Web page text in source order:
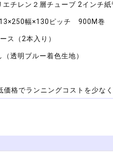
チレン２層チューブ 2インチ紙
幅×130ピッチ 900M巻
ス（2本入り）
透明ブルー着色生地）
格でランニングコストを少な